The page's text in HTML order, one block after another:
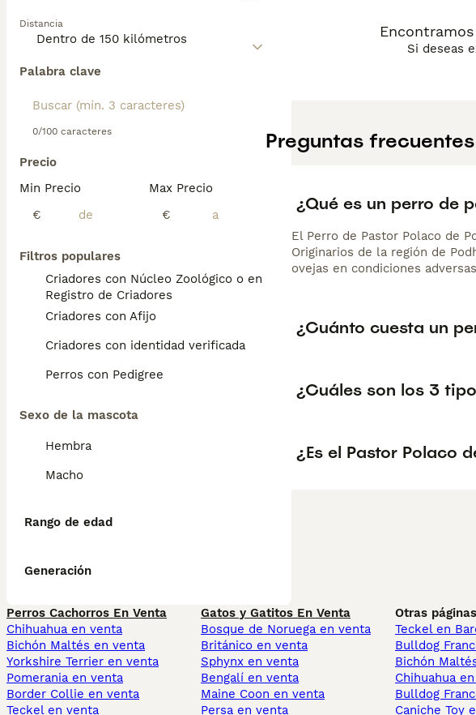
Distancia
Palabra clave
0/100 caracteres
Precio
Min Precio
€
Max Precio
€
Filtros populares
Criadores con Núcleo Zoológico o en el
Registro de Criadores
Criadores con Afijo
Criadores con identidad verificada
Perros con Pedigree
Sexo de la mascota
Hembra
Macho
Rango de edad
Generación
Si deseas
Preguntas frecuentes
¿Qué es un perro de
El Perro de Pastor Polaco de
Originarios de la región de
ovejas en condiciones
¿Cuánto cuesta un
¿Cuáles son los 3
¿Es el Pastor Polaco
Perros Cachorros En Venta
Chihuahua en venta
Bichón Maltés en venta
Yorkshire Terrier en venta
Pomerania en venta
Border Collie en venta
Teckel en venta
Gatos y Gatitos En Venta
Bosque de Noruega en venta
Británico en venta
Sphynx en venta
Bengalí en venta
Maine Coon en venta
Persa en venta
Otras
Teckel en
Bulldog
Bichón
Chihuahua
Bulldog
Caniche Toy